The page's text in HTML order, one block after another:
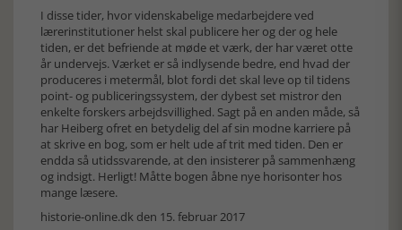
I disse tider, hvor videnskabelige medarbejdere ved
lærerinstitutioner helst skal publicere her og der og hele
tiden, er det befriende at møde et værk, der har været otte
år undervejs. Værket er så indlysende bedre, end hvad der
produceres i metermål, blot fordi det skal leve op til tidens
point- og publiceringssystem, der dybest set mistror den
enkelte forskers arbejdsvillighed. Sagt på en anden måde, så
har Heiberg ofret en betydelig del af sin modne karriere på
at skrive en bog, som er helt ude af trit med tiden. Den er
endda så utidssvarende, at den insisterer på sammenhæng
og indsigt. Herligt! Måtte bogen åbne nye horisonter hos
mange læsere.
historie-online.dk den 15. februar 2017